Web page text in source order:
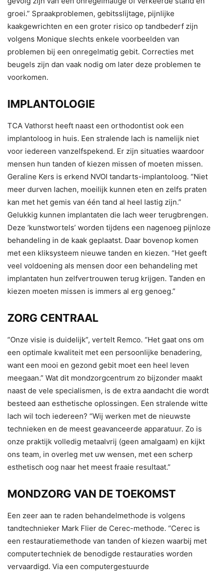
groei.” Spraakproblemen, gebitsslijtage, pijnlijke
kaakgewrichten en een groter risico op tandbederf zijn
volgens Monique slechts enkele voorbeelden van
problemen bij een onregelmatig gebit. Correcties met
beugels zijn dan vaak nodig om later deze problemen te
voorkomen.
IMPLANTOLOGIE
TCA Vathorst heeft naast een orthodontist ook een
implantoloog in huis. Een stralende lach is namelijk niet
voor iedereen vanzelfspekend. Er zijn situaties waardoor
mensen hun tanden of kiezen missen of moeten missen.
Geraline Kers is erkend NVOI tandarts-implantoloog. “Niet
meer durven lachen, moeilijk kunnen eten en zelfs praten
kan met het gemis van één tand al heel lastig zijn.”
Gelukkig kunnen implantaten die lach weer terugbrengen.
Deze ‘kunstwortels’ worden tijdens een nagenoeg pijnloze
behandeling in de kaak geplaatst. Daar bovenop komen
met een kliksysteem nieuwe tanden en kiezen. “Het geeft
veel voldoening als mensen door een behandeling met
implantaten hun zelfvertrouwen terug krijgen. Tanden en
kiezen moeten missen is immers al erg genoeg.”
ZORG CENTRAAL
“Onze visie is duidelijk”, vertelt Remco. “Het gaat ons om
een optimale kwaliteit met een persoonlijke benadering,
want een mooi en gezond gebit moet een heel leven
meegaan.” Wat dit mondzorgcentrum zo bijzonder maakt
naast de vele specialismen, is de extra aandacht die wordt
besteed aan esthetische oplossingen. Een stralende witte
lach wil toch iedereen? “Wij werken met de nieuwste
technieken en de meest geavanceerde apparatuur. Zo is
onze praktijk volledig metaalvrij (geen amalgaam) en kijkt
ons team, in overleg met uw wensen, met een scherp
esthetisch oog naar het meest fraaie resultaat.”
MONDZORG VAN DE TOEKOMST
Een zeer aan te raden behandelmethode is volgens
tandtechnieker Mark Flier de Cerec-methode. “Cerec is
een restauratiemethode van tanden of kiezen waarbij met
computertechniek de benodigde restauraties worden
vervaardigd. Via een computergestuurde